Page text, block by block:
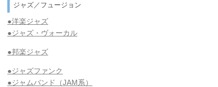
ジャズ／フュージョン
●洋楽ジャズ
●ジャズ・ヴォーカル
●邦楽ジャズ
●ジャズファンク
●ジャムバンド（JAM系）